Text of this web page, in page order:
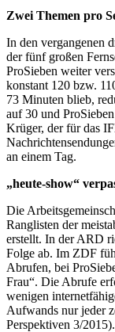
Zwei Themen pro
In den vergangenen
der fünf großen
ProSieben weiter
konstant 120 bzw.
73 Minuten blieb,
auf 30 und
Krüger, der für das
an einem Tag.
„heute-show“
Die
Ranglisten der
erstellt. In der ARD
Folge ab. Im ZDF
Abrufen, bei
Frau“. Die Abrufe
wenigen
Aufwands nur jeder
Perspektiven 3/2015).